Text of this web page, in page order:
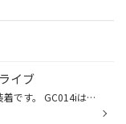
イブ
今回はゴルフ５GTIに装着です。 GC014iは国産にもにあうし、ドイツ車にもばっちりフィット！ チューナー系に飽きた方、鍛造に惹かれた方・・・コーディネートは当店におまかせを！！ サイズ １８X7.5J +50 112/5 RE050 225/40R18